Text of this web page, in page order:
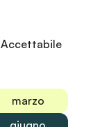
Accettabile
marzo